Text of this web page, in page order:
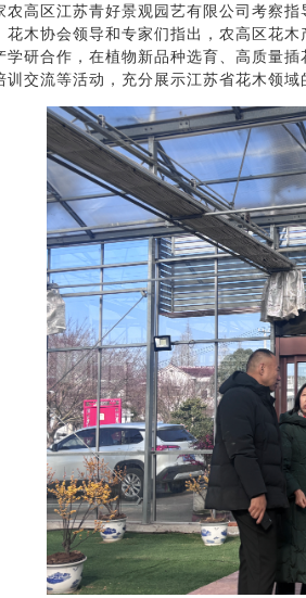
农高区江苏青好景观园艺有限公司考察
花木协会领导和专家们指出，农高区花
学研合作，在植物新品种选育、高质量
训交流等活动，充分展示江苏省花木领域